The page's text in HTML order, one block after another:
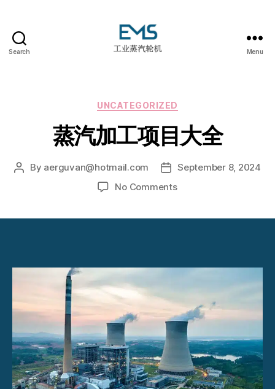
Search
蒸
轮
机
Menu
Categories
UNCATEGORIZED
蒸汽加工项目大全
Post
By aerguvan@hotmail.com
Post
date
September 8, 2024
No Commentson
目